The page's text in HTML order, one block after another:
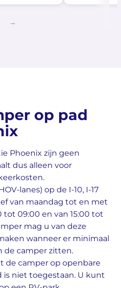
op pad
Phoenix zijn geen
dus alleen voor
lanes) op de I-10, I-17
van maandag tot en met
tot 09:00 en van 15:00 tot
mag u van deze
wanneer er minimaal
de camper zitten.
de camper op openbare
is niet toegestaan. U kunt